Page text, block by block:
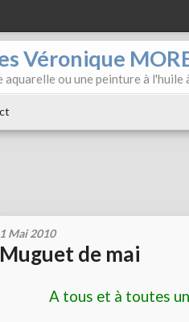
Véronique
ou une peinture à l'huile
1 Mai 2010
Muguet de mai
A tous et à toutes